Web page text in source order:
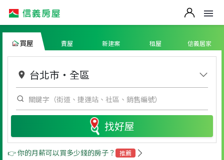
買屋 賣屋 新建案 租屋 信義居家
台北市 ・ 全區
找好屋
👉 你的月薪可以買多少錢的房子？ 推薦